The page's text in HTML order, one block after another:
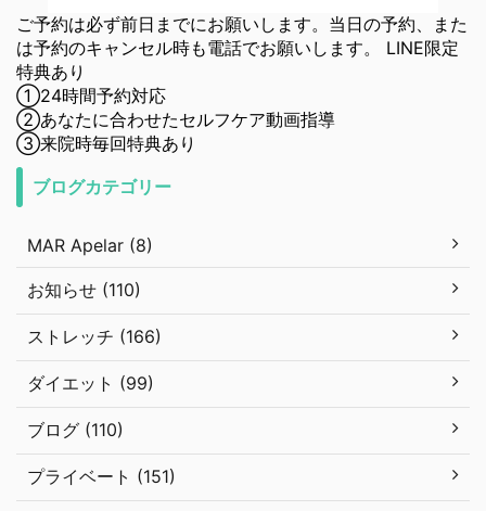
ご予約は必ず前日までにお願いします。当日の予約、また
は予約のキャンセル時も電話でお願いします。 LINE限定
特典あり
①24時間予約対応
②あなたに合わせたセルフケア動画指導
③来院時毎回特典あり
ブログカテゴリー
MAR Apelar (8)
お知らせ (110)
ストレッチ (166)
ダイエット (99)
ブログ (110)
プライベート (151)